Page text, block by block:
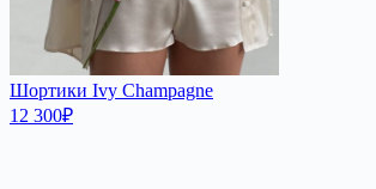
Шортики Ivy Champagne
12 300₽